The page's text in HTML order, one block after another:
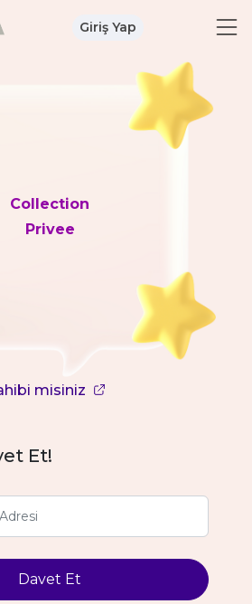
Giriş Yap
Collection
Privee
misiniz
Et!
Davet Et